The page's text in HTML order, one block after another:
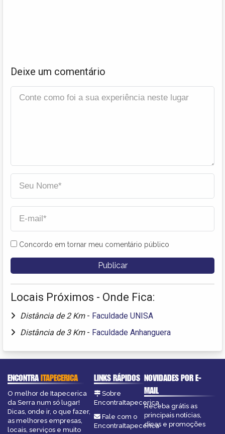
Deixe um comentário
Concordo em tornar meu comentário público
Locais Próximos - Onde Fica:
Distância de 2 Km - Faculdade UNISA
Distância de 3 Km - Faculdade Anhanguera
ENCONTRAITAPECERICA
O melhor de Itapecerica
da Serra num só lugar!
Dicas, onde ir, o que fazer,
as melhores empresas,
locais, serviços e muito
LINKS RÁPIDOS
Sobre
EncontraItapecerica
Fale com o
EncontraItapecerica
NOVIDADES POR E-
MAIL
Receba grátis as
principais notícias,
dicas e promoções